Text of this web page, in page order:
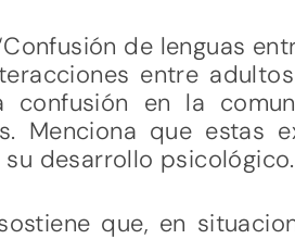
de lenguas
entre
confusión en la
Menciona que estas
desarrollo psicológico.
que, en